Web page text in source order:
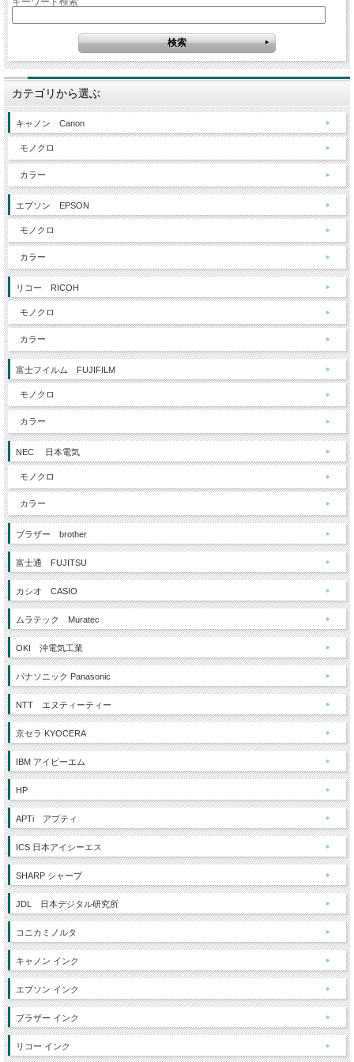
カテゴリから選ぶ
キャノン Canon
モノクロ
カラー
エプソン EPSON
モノクロ
カラー
リコー RICOH
モノクロ
カラー
富士フイルム FUJIFILM
モノクロ
カラー
NEC 日本電気
モノクロ
カラー
ブラザー brother
富士通 FUJITSU
カシオ CASIO
ムラテック Muratec
OKI 沖電気工業
パナソニック Panasonic
NTT エヌティーティー
京セラ KYOCERA
IBM アイビーエム
HP
APTi アプティ
ICS 日本アイシーエス
SHARP シャープ
JDL 日本デジタル研究所
コニカミノルタ
キャノン インク
エプソン インク
ブラザー インク
リコー インク